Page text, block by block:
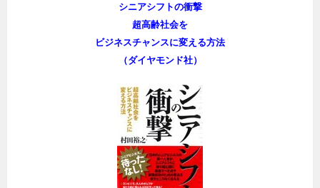
シニアシフトの衝撃
超高齢社会を
ビジネスチャンスに変える方法
（ダイヤモンド社）